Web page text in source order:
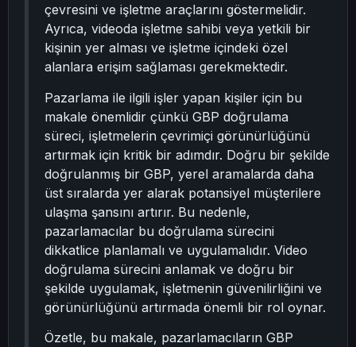
çevresini ve işletme araçlarını göstermelidir.
Ayrıca, videoda işletme sahibi veya yetkili bir
kişinin yer alması ve işletme içindeki özel
alanlara erişim sağlaması gerekmektedir.
Pazarlama ile ilgili işler yapan kişiler için bu
makale önemlidir çünkü GBP doğrulama
süreci, işletmelerin çevrimiçi görünürlüğünü
artırmak için kritik bir adımdır. Doğru bir şekilde
doğrulanmış bir GBP, yerel aramalarda daha
üst sıralarda yer alarak potansiyel müşterilere
ulaşma şansını artırır. Bu nedenle,
pazarlamacılar bu doğrulama sürecini
dikkatlice planlamalı ve uygulamalıdır. Video
doğrulama sürecini anlamak ve doğru bir
şekilde uygulamak, işletmenin güvenilirliğini ve
görünürlüğünü artırmada önemli bir rol oynar.
Özetle, bu makale, pazarlamacıların GBP